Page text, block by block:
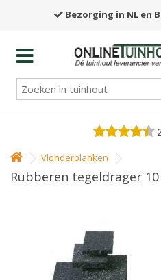
Bezorging in NL en
Vlonderplanken
Rubberen tegeldrager 10